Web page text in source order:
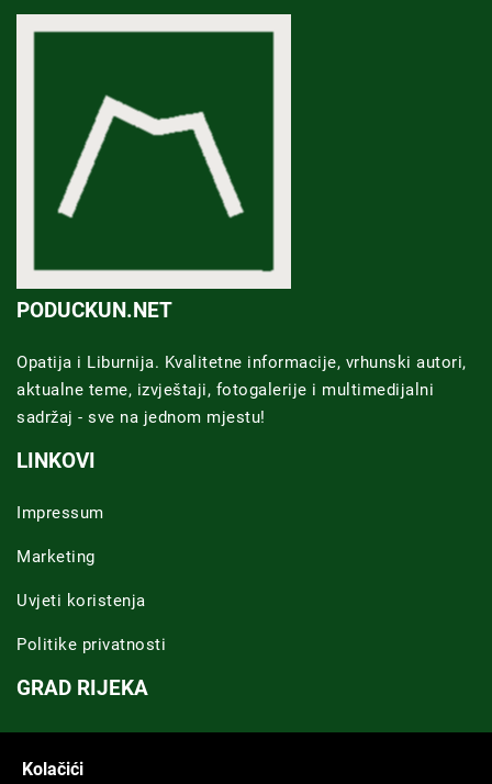
PODUCKUN.NET
Opatija i Liburnija. Kvalitetne informacije, vrhunski autori,
aktualne teme, izvještaji, fotogalerije i multimedijalni
sadržaj - sve na jednom mjestu!
LINKOVI
Impressum
Marketing
Uvjeti koristenja
Politike privatnosti
GRAD RIJEKA
Kolačići